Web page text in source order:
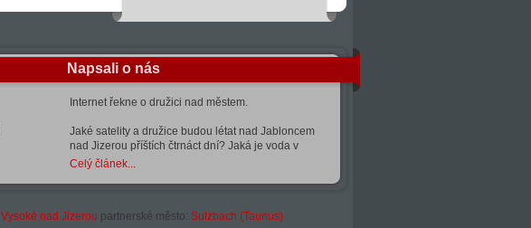
Napsali o nás
Internet řekne o družici nad městem.
Jaké satelity a družice budou létat nad Jabloncem
nad Jizerou příštích čtrnáct dní? Jaká je voda v
Celý článek...
Vysoké nad Jizerou partnerské město: Sulzbach (Taunus)